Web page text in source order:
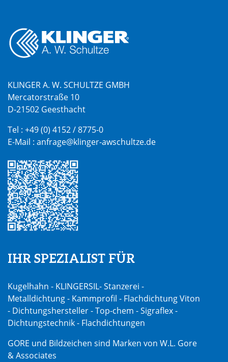
KLINGER A. W. SCHULTZE GMBH
Mercatorstraße 10
D-21502 Geesthacht
Tel : +49 (0) 4152 / 8775-0
E-Mail : anfrage@klinger-awschultze.de
IHR SPEZIALIST FÜR
Kugelhahn - KLINGERSIL- Stanzerei -
Metalldichtung - Kammprofil - Flachdichtung Viton
- Dichtungshersteller - Top-chem - Sigraflex -
Dichtungstechnik - Flachdichtungen
GORE und Bildzeichen sind Marken von W.L. Gore
& Associates